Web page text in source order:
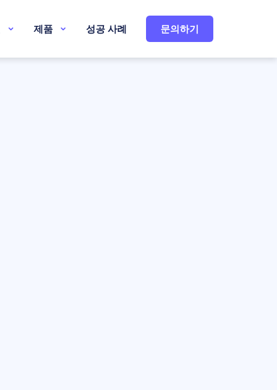
제품 성공 사례 문의하기